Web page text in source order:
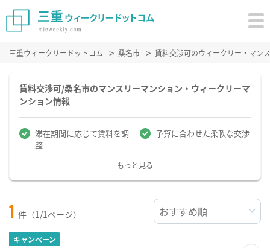
三重ウィークリードットコム 桑名市 賃料交渉可のウィークリー・マン
賃料交渉可/桑名市のマンスリーマンション・ウィークリーマ
ンション情報
滞在期間に応じて賃料を調
整
予算に合わせた柔軟な交渉
もっと見る
1 件（1/1ページ）
キャンペーン